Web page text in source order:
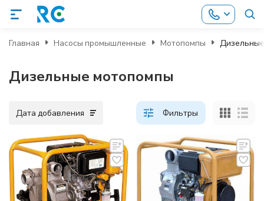
Главная Насосы промышленные Мотопомпы
Дизельные мотопомпы
Дата добавления Фильтры